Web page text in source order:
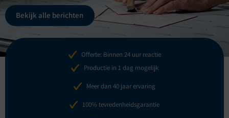
Bekijk alle berichten
Offerte: Binnen 24 uur reactie
Productie in 1 dag mogelijk
Meer dan 40 jaar ervaring
100% tevredenheidsgarantie